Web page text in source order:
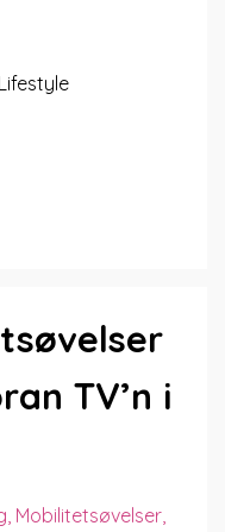
TV’n i
Mobilitetsøvelser